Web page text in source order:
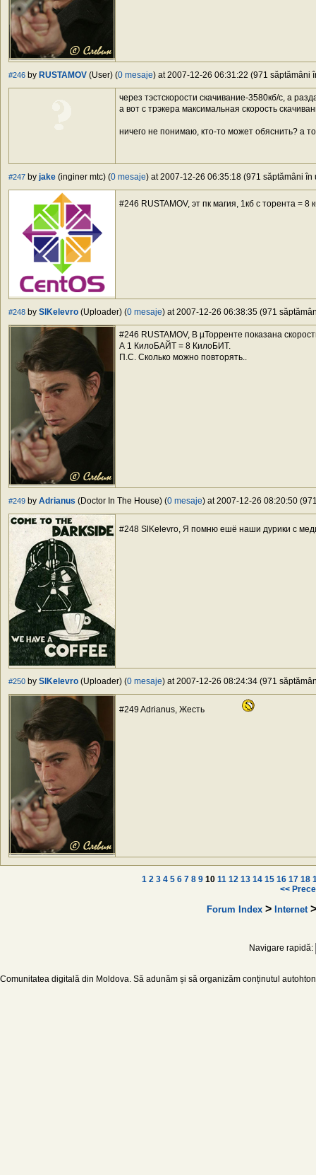
#246 by RUSTAMOV (User) (0 mesaje) at 2007-12-26 06:31:22 (971 săptămâni
через тэстскорости скачивание-3580кб/с, а
а вот с трэкера максимальная скорость
ничего не понимаю, кто-то может обяснить? а
#247 by jake (inginer mtc) (0 mesaje) at 2007-12-26 06:35:18 (971 săptămâni în
#246 RUSTAMOV, эт пк магия, 1кб с торента = 8
#248 by SlKelevro (Uploader) (0 mesaje) at 2007-12-26 06:38:35 (971
#246 RUSTAMOV, В µТорренте показана
А 1 КилоБАЙТ = 8 КилоБИТ.
П.С. Сколько можно повторять..
#249 by Adrianus (Doctor In The House) (0 mesaje) at 2007-12-26 08:20:50
#248 SlKelevro, Я помню ешё наши дурики с
#250 by SlKelevro (Uploader) (0 mesaje) at 2007-12-26 08:24:34 (971
#249 Adrianus, Жесть
1 2 3 4 5 6 7 8 9 10 11 12 13 14 15 16 17 18
<<
Forum Index> Internet
Navigare rapidă:
Comunitatea digitală din Moldova. Să adunăm și să organizăm conținutul